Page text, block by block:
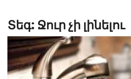
Տեգ: Ջուր չի լինելու